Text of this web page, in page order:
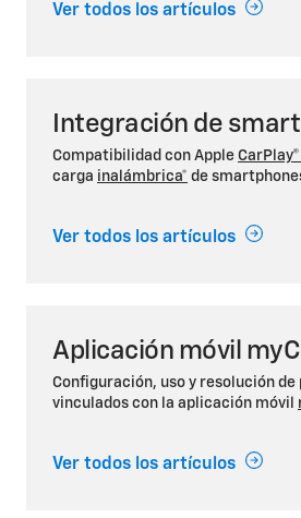
Ver todos los artículos
Integración de
Compatibilidad con Apple
carga inalámbrica* de
Ver todos los artículos
Aplicación móvil
Configuración, uso y resolución de
vinculados con la aplicación móvil
Ver todos los artículos